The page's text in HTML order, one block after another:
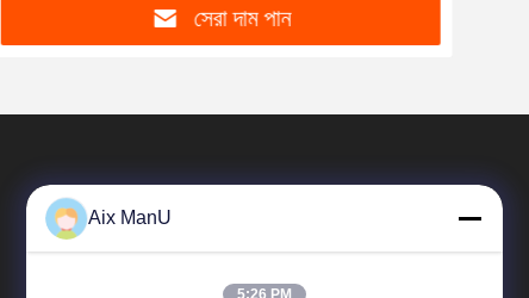
সেরা দাম পান
Aix ManU
5:26 PM